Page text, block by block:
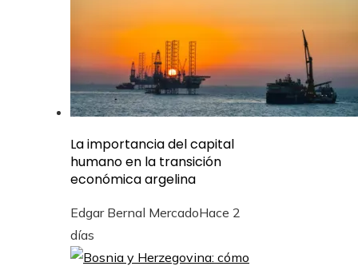
La importancia del capital
humano en la transición
económica argelina
Edgar Bernal MercadoHace 2
días